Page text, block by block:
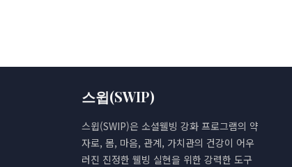
스윕(SWIP)
스윕(SWIP)은 소셜웰빙 강화 프로그램의 약
자로, 몸, 마음, 관계, 가치관의 건강이 어우
러진 진정한 웰빙 실현을 위한 강력한 도구